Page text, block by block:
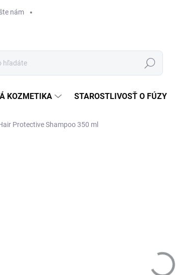
nám
Hľadať
KOZMETIKA STAROSTLIVOSŤ O FÚZY
Protective Shampoo 350 ml